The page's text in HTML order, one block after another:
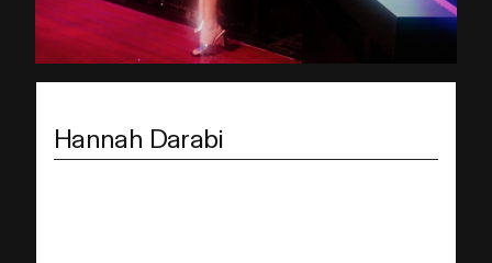
Hannah Darabi